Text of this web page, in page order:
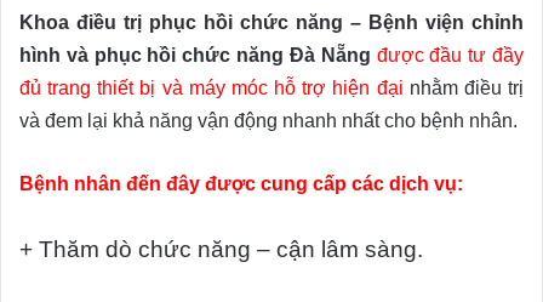
Khoa điều trị phục hồi chức năng – Bệnh viện chỉnh
hình và phục hồi chức năng Đà Nẵng được đầu tư đầy
đủ trang thiết bị và máy móc hỗ trợ hiện đại nhằm điều trị
và đem lại khả năng vận động nhanh nhất cho bệnh nhân.
Bệnh nhân đến đây được cung cấp các dịch vụ:
+ Thăm dò chức năng – cận lâm sàng.